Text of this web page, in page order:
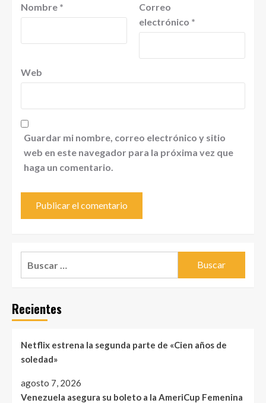
Nombre *
Correo
electrónico *
Web
Guardar mi nombre, correo electrónico y sitio
web en este navegador para la próxima vez que
haga un comentario.
Recientes
Netflix estrena la segunda parte de «Cien años de
soledad»
agosto 7, 2026
Venezuela asegura su boleto a la AmeriCup Femenina